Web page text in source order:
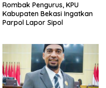
Rombak Pengurus, KPU
Kabupaten Bekasi Ingatkan
Parpol Lapor Sipol